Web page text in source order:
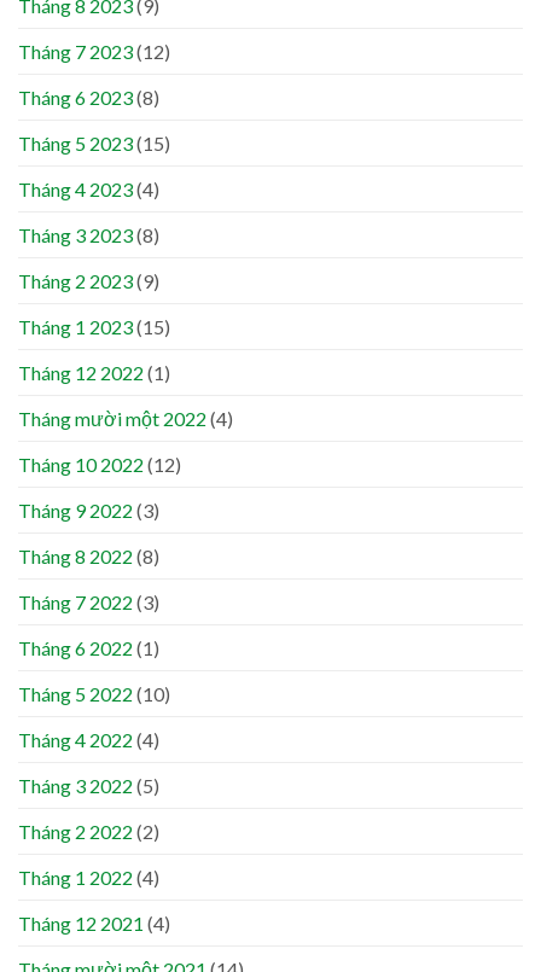
Tháng 8 2023(9)
Tháng 7 2023(12)
Tháng 6 2023(8)
Tháng 5 2023(15)
Tháng 4 2023(4)
Tháng 3 2023(8)
Tháng 2 2023(9)
Tháng 1 2023(15)
Tháng 12 2022 (1)
Tháng mười một 2022 (4)
Tháng 10 2022 (12)
Tháng 9 2022 (3)
Tháng 8 2022 (8)
Tháng 7 2022 (3)
Tháng 6 2022 (1)
Tháng 5 2022 (10)
Tháng 4 2022 (4)
Tháng 3 2022 (5)
Tháng 2 2022 (2)
Tháng 1 2022 (4)
Tháng 12 2021 (4)